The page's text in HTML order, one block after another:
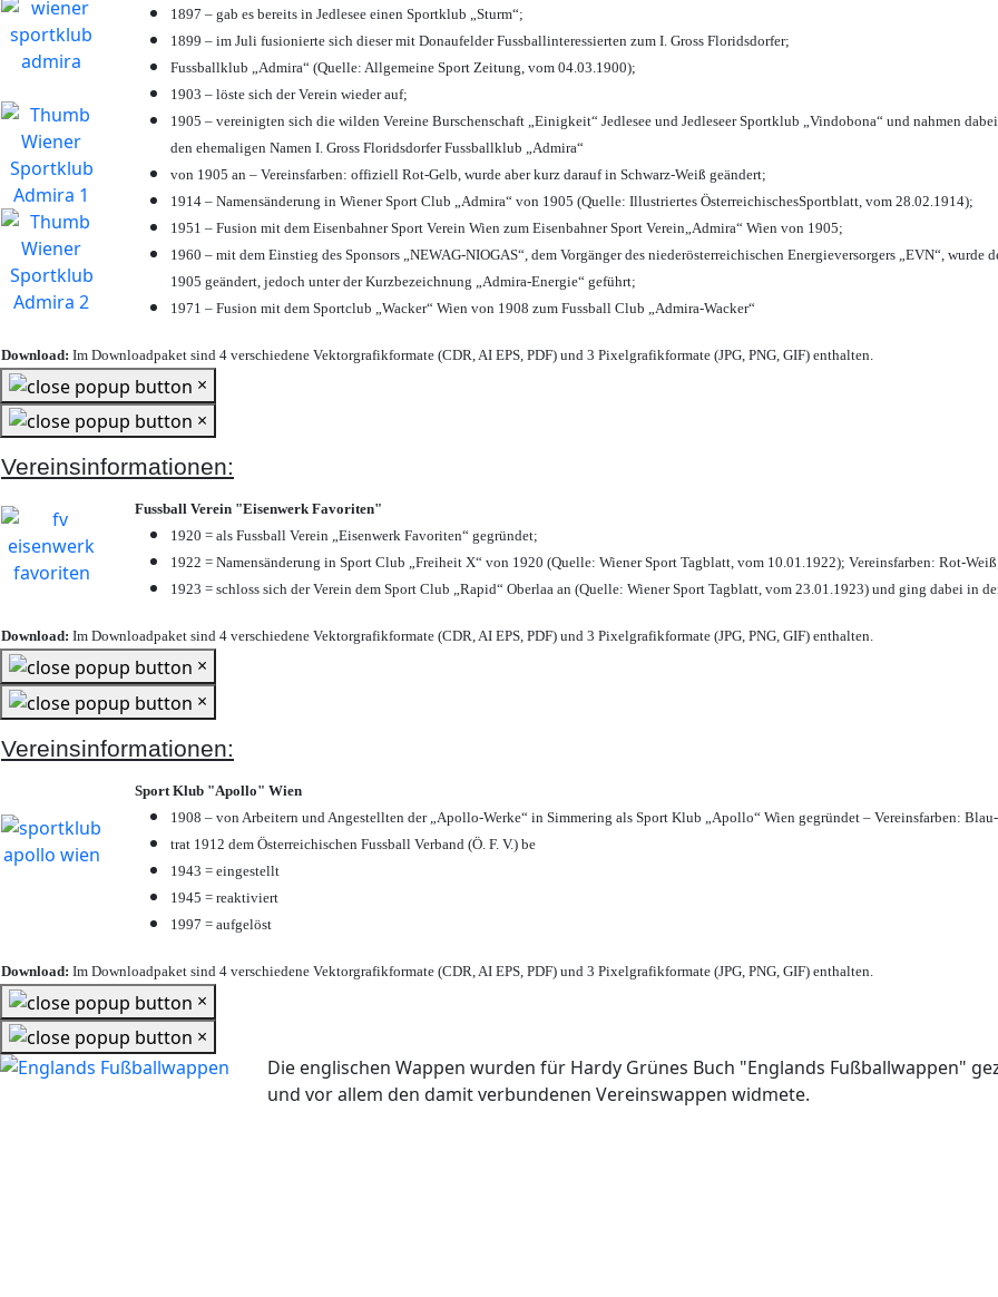
1897 – gab es bereits in Jedlesee einen Sportklub „Sturm“;
1899 – im Juli fusionierte sich dieser mit Donaufelder Fussballinteressierten zum I. Gross Floridsdorfer;
Fussballklub „Admira“ (Quelle: Allgemeine Sport Zeitung, vom 04.03.1900);
1903 – löste sich der Verein wieder auf;
1905 – vereinigten sich die wilden Vereine Burschenschaft „Einigkeit“ Jedlesee und Jedleseer Sportklub „Vindobona“ und nahmen
den ehemaligen Namen I. Gross Floridsdorfer Fussballklub „Admira“
von 1905 an – Vereinsfarben: offiziell Rot-Gelb, wurde aber kurz darauf in Schwarz-Weiß geändert;
1914 – Namensänderung in Wiener Sport Club „Admira“ von 1905 (Quelle: Illustriertes ÖsterreichischesSportblatt, vom 28.02.1914);
1951 – Fusion mit dem Eisenbahner Sport Verein Wien zum Eisenbahner Sport Verein„Admira“ Wien von 1905;
1960 – mit dem Einstieg des Sponsors „NEWAG-NIOGAS“, dem Vorgänger des niederösterreichischen Energieversorgers „EVN“,
1905 geändert, jedoch unter der Kurzbezeichnung „Admira-Energie“ geführt;
1971 – Fusion mit dem Sportclub „Wacker“ Wien von 1908 zum Fussball Club „Admira-Wacker“
Download: Im Downloadpaket sind 4 verschiedene Vektorgrafikformate (CDR, AI EPS, PDF) und 3 Pixelgrafikformate (JPG, PNG, GIF) enthalten.
×
×
Vereinsinformationen:
Fussball Verein "Eisenwerk Favoriten"
1920 = als Fussball Verein „Eisenwerk Favoriten“ gegründet;
1922 = Namensänderung in Sport Club „Freiheit X“ von 1920 (Quelle: Wiener Sport Tagblatt, vom 10.01.1922); Vereinsfarben: Rot-
1923 = schloss sich der Verein dem Sport Club „Rapid“ Oberlaa an (Quelle: Wiener Sport Tagblatt, vom 23.01.1923) und ging dabei in
Download: Im Downloadpaket sind 4 verschiedene Vektorgrafikformate (CDR, AI EPS, PDF) und 3 Pixelgrafikformate (JPG, PNG, GIF) enthalten.
×
×
Vereinsinformationen:
Sport Klub "Apollo" Wien
1908 – von Arbeitern und Angestellten der „Apollo-Werke“ in Simmering als Sport Klub „Apollo“ Wien gegründet – Vereinsfarben:
trat 1912 dem Österreichischen Fussball Verband (Ö. F. V.) be
1943 = eingestellt
1945 = reaktiviert
1997 = aufgelöst
Download: Im Downloadpaket sind 4 verschiedene Vektorgrafikformate (CDR, AI EPS, PDF) und 3 Pixelgrafikformate (JPG, PNG, GIF) enthalten.
×
×
Die englischen Wappen wurden für Hardy Grünes Buch "Englands Fußballwappen"
und vor allem den damit verbundenen Vereinswappen widmete.